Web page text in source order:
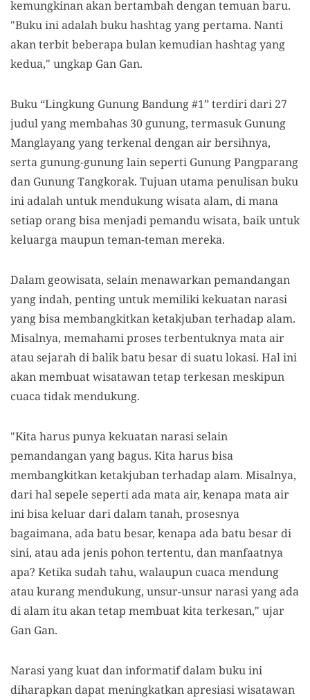
kemungkinan akan bertambah dengan temuan baru.
"Buku ini adalah buku hashtag yang pertama. Nanti
akan terbit beberapa bulan kemudian hashtag yang
kedua," ungkap Gan Gan.
Buku “Lingkung Gunung Bandung #1” terdiri dari 27
judul yang membahas 30 gunung, termasuk Gunung
Manglayang yang terkenal dengan air bersihnya,
serta gunung-gunung lain seperti Gunung Pangparang
dan Gunung Tangkorak. Tujuan utama penulisan buku
ini adalah untuk mendukung wisata alam, di mana
setiap orang bisa menjadi pemandu wisata, baik untuk
keluarga maupun teman-teman mereka.
Dalam geowisata, selain menawarkan pemandangan
yang indah, penting untuk memiliki kekuatan narasi
yang bisa membangkitkan ketakjuban terhadap alam.
Misalnya, memahami proses terbentuknya mata air
atau sejarah di balik batu besar di suatu lokasi. Hal ini
akan membuat wisatawan tetap terkesan meskipun
cuaca tidak mendukung.
"Kita harus punya kekuatan narasi selain
pemandangan yang bagus. Kita harus bisa
membangkitkan ketakjuban terhadap alam. Misalnya,
dari hal sepele seperti ada mata air, kenapa mata air
ini bisa keluar dari dalam tanah, prosesnya
bagaimana, ada batu besar, kenapa ada batu besar di
sini, atau ada jenis pohon tertentu, dan manfaatnya
apa? Ketika sudah tahu, walaupun cuaca mendung
atau kurang mendukung, unsur-unsur narasi yang ada
di alam itu akan tetap membuat kita terkesan," ujar
Gan Gan.
Narasi yang kuat dan informatif dalam buku ini
diharapkan dapat meningkatkan apresiasi wisatawan